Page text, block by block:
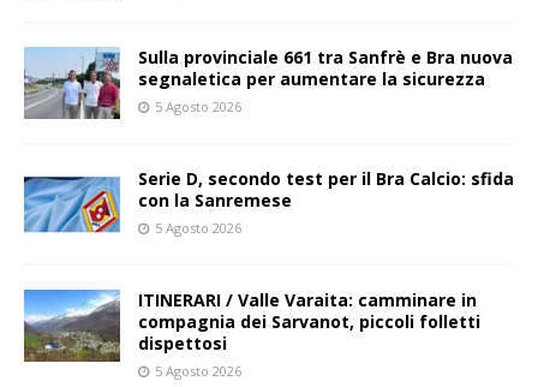
Sulla provinciale 661 tra Sanfrè e Bra nuova
segnaletica per aumentare la sicurezza
5 Agosto 2026
Serie D, secondo test per il Bra Calcio: sfida
con la Sanremese
5 Agosto 2026
ITINERARI / Valle Varaita: camminare in
compagnia dei Sarvanot, piccoli folletti
dispettosi
5 Agosto 2026